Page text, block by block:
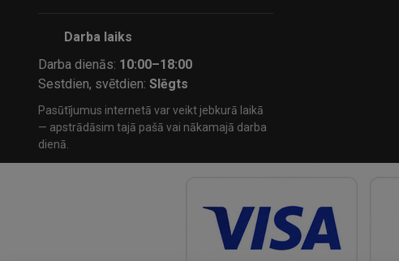
Darba laiks
Darba dienās: 10:00–18:00
Sestdien, svētdien:Slēgts
Pasūtījumus internetā var veikt jebkurā laikā
— apstrādāsim tajā pašā vai nākamajā darba
dienā.